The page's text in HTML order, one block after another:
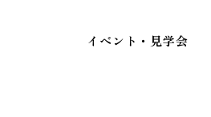
イベント・見学会